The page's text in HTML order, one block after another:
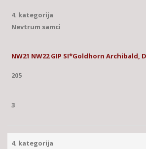
4. kategorija
Nevtrum samci
NW21 NW22 GIP SI*Goldhorn Archibald,
205
3
4. kategorija